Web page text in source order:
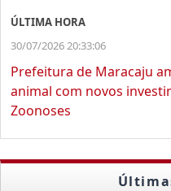
ÚLTIMA HORA
30/07/2026 20:33:06
Prefeitura de Maracaju
animal com novos
Zoonoses